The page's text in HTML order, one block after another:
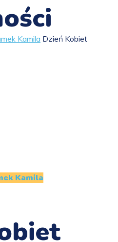
Kamila Dzień Kobiet
Kamila